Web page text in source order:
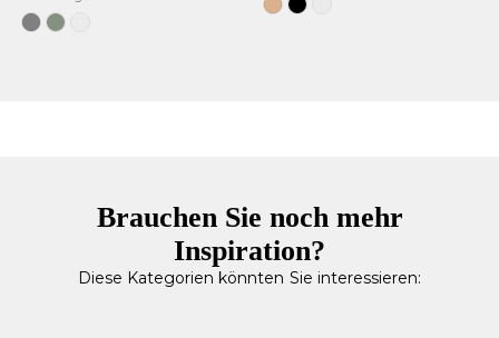
GrauWeiches
Grün
JuteSchwarz
Brauchen Sie noch mehr
Inspiration?
Diese Kategorien könnten Sie interessieren: